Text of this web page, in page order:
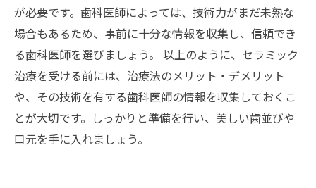
が必要です。歯科医師によっては、技術力がまだ未熟な
場合もあるため、事前に十分な情報を収集し、信頼でき
る歯科医師を選びましょう。 以上のように、セラミック
治療を受ける前には、治療法のメリット・デメリット
や、その技術を有する歯科医師の情報を収集しておくこ
とが大切です。しっかりと準備を行い、美しい歯並びや
口元を手に入れましょう。